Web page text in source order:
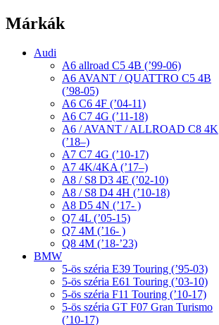
Márkák
Audi
A6 allroad C5 4B (’99-06)
A6 AVANT / QUATTRO C5 4B
(’98-05)
A6 C6 4F (’04-11)
A6 C7 4G (’11-18)
A6 / AVANT / ALLROAD C8 4K
(’18–)
A7 C7 4G (’10-17)
A7 4K/4KA (’17–)
A8 / S8 D3 4E (’02-10)
A8 / S8 D4 4H (’10-18)
A8 D5 4N (’17- )
Q7 4L (’05-15)
Q7 4M (’16- )
Q8 4M (’18-’23)
BMW
5-ös széria E39 Touring (’95-03)
5-ös széria E61 Touring (’03-10)
5-ös széria F11 Touring (’10-17)
5-ös széria GT F07 Gran Turismo
(’10-17)